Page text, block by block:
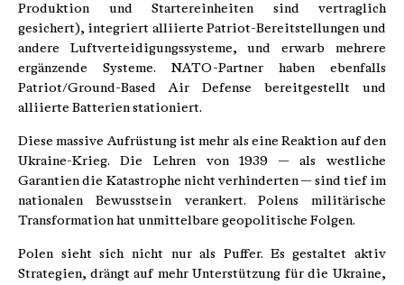
Produktion und Startereinheiten sind vertraglich
gesichert), integriert alliierte Patriot-Bereitstellungen und
andere Luftverteidigungssysteme, und erwarb mehrere
ergänzende Systeme. NATO-Partner haben ebenfalls
Patriot/Ground-Based Air Defense bereitgestellt und
alliierte Batterien stationiert.
Diese massive Aufrüstung ist mehr als eine Reaktion auf den
Ukraine-Krieg. Die Lehren von 1939 — als westliche
Garantien die Katastrophe nicht verhinderten — sind tief im
nationalen Bewusstsein verankert. Polens militärische
Transformation hat unmittelbare geopolitische Folgen.
Polen sieht sich nicht nur als Puffer. Es gestaltet aktiv
Strategien, drängt auf mehr Unterstützung für die Ukraine,